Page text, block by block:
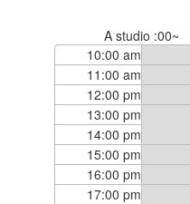
A studio :00~
10:00 am
11:00 am
12:00 pm
13:00 pm
14:00 pm
15:00 pm
16:00 pm
17:00 pm